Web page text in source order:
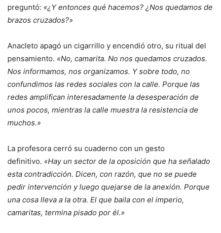
preguntó: «¿Y entonces qué hacemos? ¿Nos quedamos de
brazos cruzados?»
Anacleto apagó un cigarrillo y encendió otro, su ritual del
pensamiento. «No, camarita. No nos quedamos cruzados.
Nos informamos, nos organizamos. Y sobre todo, no
confundimos las redes sociales con la calle. Porque las
redes amplifican interesadamente la desesperación de
unos pocos, mientras la calle muestra la resistencia de
muchos.»
La profesora cerró su cuaderno con un gesto
definitivo. «Hay un sector de la oposición que ha señalado
esta contradicción. Dicen, con razón, que no se puede
pedir intervención y luego quejarse de la anexión. Porque
una cosa lleva a la otra. El que baila con el imperio,
camaritas, termina pisado por él.»